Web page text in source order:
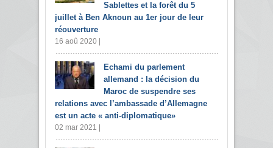
Sablettes et la forêt du 5
juillet à Ben Aknoun au 1er jour de leur
réouverture
16 aoû 2020 |
Echami du parlement
allemand : la décision du
Maroc de suspendre ses
relations avec l’ambassade d’Allemagne
est un acte « anti-diplomatique»
02 mar 2021 |